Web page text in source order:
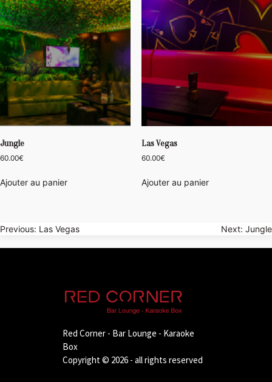
Jungle
60.00€
Ajouter au panier
Las Vegas
60.00€
Ajouter au panier
Navigation
de
Previous: Las Vegas Next: Jungle
Red Corner - Bar Lounge - Karaoke
Box
Copyright © 2026 - all rights reserved